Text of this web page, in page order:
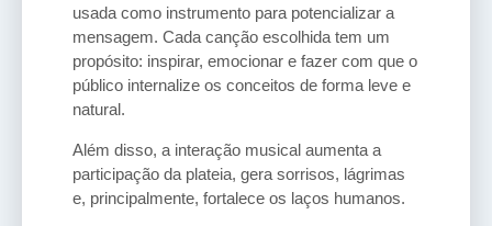
usada como instrumento para potencializar a
mensagem. Cada canção escolhida tem um
propósito: inspirar, emocionar e fazer com que o
público internalize os conceitos de forma leve e
natural.
Além disso, a interação musical aumenta a
participação da plateia, gera sorrisos, lágrimas
e, principalmente, fortalece os laços humanos.